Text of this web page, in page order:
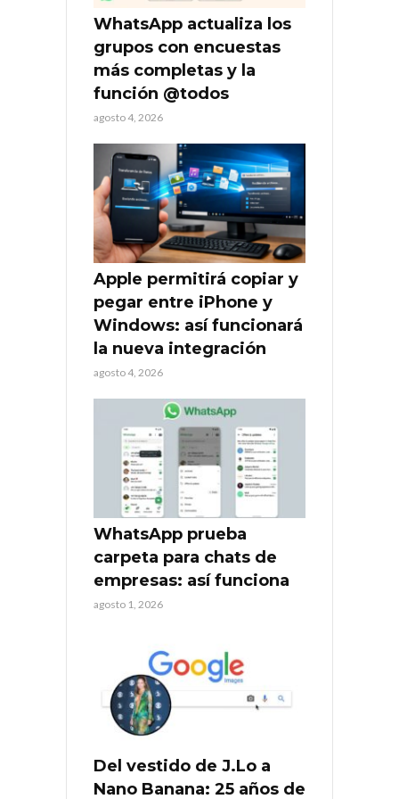
WhatsApp actualiza los
grupos con encuestas
más completas y la
función @todos
agosto 4, 2026
Apple permitirá copiar y
pegar entre iPhone y
Windows: así funcionará
la nueva integración
agosto 4, 2026
WhatsApp prueba
carpeta para chats de
empresas: así funciona
agosto 1, 2026
Del vestido de J.Lo a
Nano Banana: 25 años de